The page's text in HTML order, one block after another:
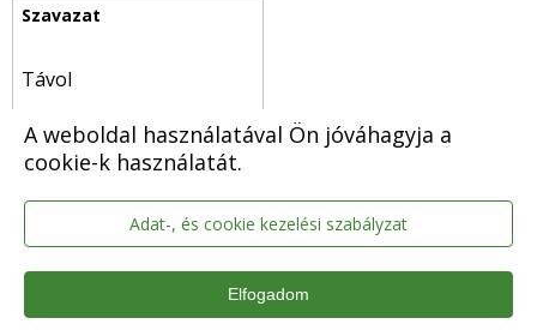
A weboldal használatával Ön jóváhagyja a
cookie-k használatát.
Adat-, és cookie kezelési szabályzat
Elfogadom
Távol
ifj. Antunovits Antal